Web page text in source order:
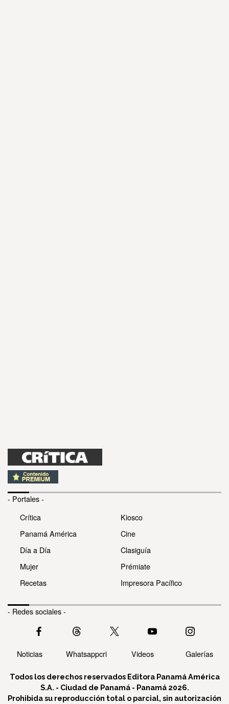
- Portales -
Crítica
Panamá América
Día a Día
Mujer
Recetas
Kiosco
Cine
Clasiguía
Prémiate
Impresora Pacífico
- Redes sociales -
Noticias Whatsappcri Videos Galerías
Todos los derechos reservados Editora Panamá América
S.A. - Ciudad de Panamá - Panamá 2026.
Prohibida su reproducción total o parcial, sin autorización